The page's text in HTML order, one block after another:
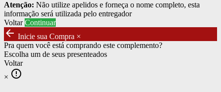
Atenção: Não utilize apelidos e forneça o nome completo, esta
informação será utilizada pelo entregador
Voltar Continuar
arrow_back Inicie sua Compra ×
Pra quem você está comprando este complemento?
Escolha um de seus presenteados
Voltar
× error_outline